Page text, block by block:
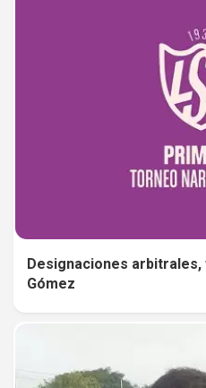
Designaciones
Gómez